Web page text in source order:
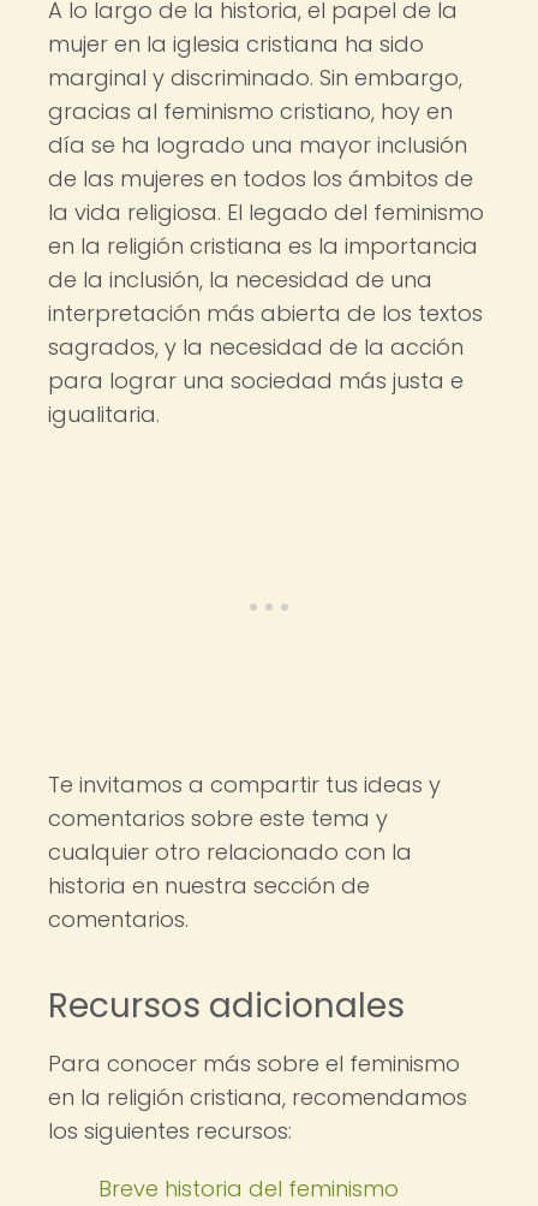
A lo largo de la historia, el papel de la
mujer en la iglesia cristiana ha sido
marginal y discriminado. Sin embargo,
gracias al feminismo cristiano, hoy en
día se ha logrado una mayor inclusión
de las mujeres en todos los ámbitos de
la vida religiosa. El legado del feminismo
en la religión cristiana es la importancia
de la inclusión, la necesidad de una
interpretación más abierta de los textos
sagrados, y la necesidad de la acción
para lograr una sociedad más justa e
igualitaria.
Te invitamos a compartir tus ideas y
comentarios sobre este tema y
cualquier otro relacionado con la
historia en nuestra sección de
comentarios.
Recursos adicionales
Para conocer más sobre el feminismo
en la religión cristiana, recomendamos
los siguientes recursos:
Breve historia del feminismo